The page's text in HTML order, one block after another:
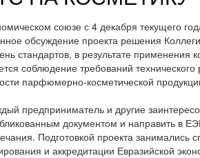
союзе с 4 декабря текущего
обсуждение проекта решения
стандартов, в результате применения
соблюдение требований
парфюмерно-косметической
предприниматель и другие
документом и направить в
Подготовкой проекта занимались
и аккредитации Евразийской